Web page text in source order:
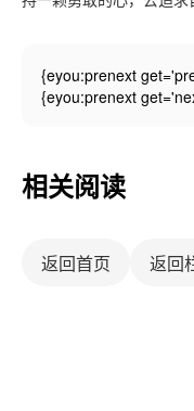
{eyou:prenext
{eyou:prenext
相关阅读
返回首页 返回